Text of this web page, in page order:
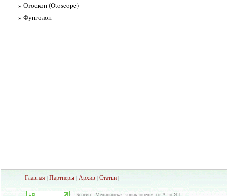
» Отоскоп (Otoscope)
» Фунголон
Главная | Партнеры | Архив | Статьи |
Бенгин - Медицинская энциклопедия от А до Я |